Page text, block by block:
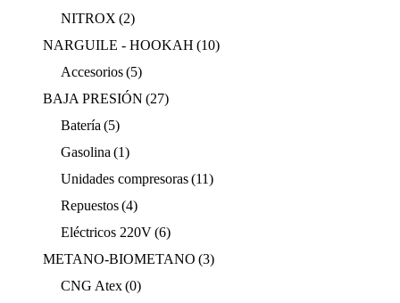
NITROX (2)
NARGUILE - HOOKAH (10)
Accesorios(5)
BAJA PRESIÓN (27)
Batería (5)
Gasolina (1)
Unidades compresoras(11)
Repuestos(4)
Eléctricos 220V(6)
METANO-BIOMETANO (3)
CNG Atex(0)